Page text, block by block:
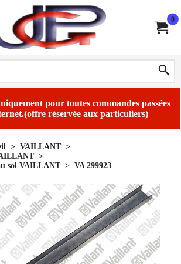
0
pour toutes commandes passées
réservée aux particuliers)
> VAILLANT>
>
sol VAILLANT> VA 299923